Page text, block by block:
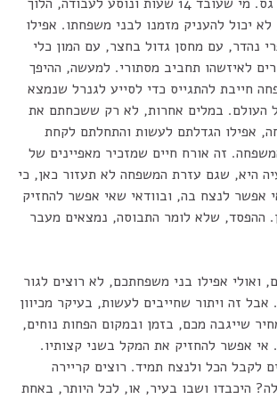
יכול להעניק מזמנו לבני משפחתו. אפילו
נהדר, עם מחסן גדול בחצר, עם המון כלי
לאיזשהו תחביב מסתורי. למעשה, ההיפך
חייבת להתגייס כדי לסייע לגנרל שנמצא
העולם. במלים אחרות, לא רק ששכחתם את
אפילו הגדלתם לעשות והתחלתם לקחת
זה אורח חיים שמזכיר מאפיינים של
היא, שגם עזרת המשפחה לא תעזור כאן, כי
אפשר לנצח בה, ובוודאי שאי אפשר להחזיק
ההפסד, שלא לומר התבוסה, נמצאים מעבר
ואולי אפילו בני משפחתכם, לא רוצים לגור
זה ויתור שחייבים לעשות, בעיקר מכיוון
שייגבה מכם, בזמן ובמקום הפחות נוחים,
אי אפשר להחזיק את המקל בשני קצותיו.
לקבל הכל ולנצח תמיד. רוצים קריירה
היכבדו ושבו בעיר, או, לכל היותר, באחת